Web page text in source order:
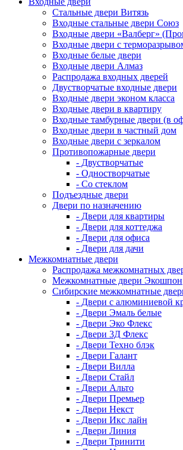
Стальные двери Витязь
Входные стальные двери Союз
Входные двери «Валберг»
Входные двери с
Входные белые двери
Входные двери Алмаз
Распродажа входных дверей
Двустворчатые входные двери
Входные двери эконом класса
Входные двери в квартиру
Входные тамбурные двери (в
Входные двери в частный дом
Входные двери с зеркалом
Противопожарные двери
- Двустворчатые
- Одностворчатые
- Со стеклом
Подъездные двери
Двери по назначению
- Двери для квартиры
- Двери для коттеджа
- Двери для офиса
- Двери для дачи
Межкомнатные двери
Распродажа межкомнатных
Межкомнатные двери Экошпон
Сибирские межкомнатные
- Двери с алюминиевой
- Двери Эмаль белые
- Двери Эко Флекс
- Двери 3Д Флекс
- Двери Техно блэк
- Двери Галант
- Двери Вилла
- Двери Стайл
- Двери Альто
- Двери Премьер
- Двери Некст
- Двери Икс лайн
- Двери Линия
- Двери Тринити